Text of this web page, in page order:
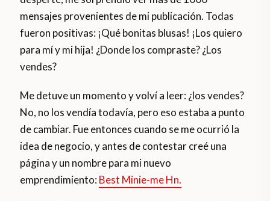
mensajes provenientes de mi publicación. Todas
fueron positivas: ¡Qué bonitas blusas! ¡Los quiero
para mí y mi hija! ¿Donde los compraste? ¿Los
vendes?
Me detuve un momento y volví a leer: ¿los vendes?
No, no los vendía todavía, pero eso estaba a punto
de cambiar. Fue entonces cuando se me ocurrió la
idea de negocio, y antes de contestar creé una
página y un nombre para mi nuevo
emprendimiento:Best Minie-me Hn.